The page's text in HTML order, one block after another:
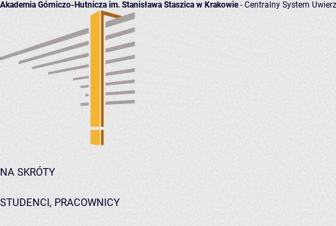
Akademia Górniczo-Hutnicza im. Stanisława Staszica w Krakowie- Centralny System
NA SKRÓTY
STUDENCI, PRACOWNICY